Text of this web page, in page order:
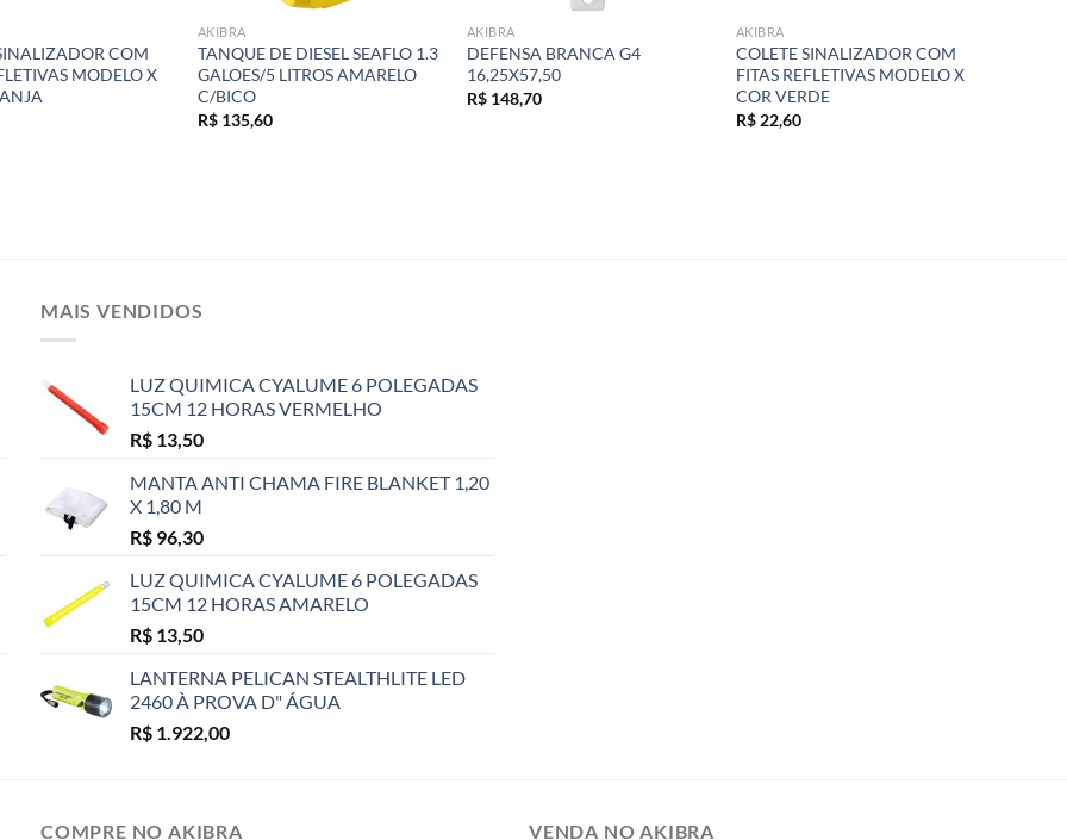
COM
MODELO X
AKIBRA
TANQUE DE DIESEL SEAFLO 1.3
GALOES/5 LITROS AMARELO
C/BICO
R$135,60
AKIBRA
DEFENSA BRANCA G4
16,25X57,50
R$148,70
AKIBRA
COLETE SINALIZADOR COM
FITAS REFLETIVAS MODELO X
COR VERDE
R$22,60
MAIS VENDIDOS
LUZ QUIMICA CYALUME 6 POLEGADAS
15CM 12 HORAS VERMELHO
R$ 13,50
MANTA ANTI CHAMA FIRE BLANKET 1,20
X 1,80 M
R$ 96,30
LUZ QUIMICA CYALUME 6 POLEGADAS
15CM 12 HORAS AMARELO
R$ 13,50
LANTERNA PELICAN STEALTHLITE LED
2460 À PROVA D" ÁGUA
R$ 1.922,00
COMPRE NO AKIBRA VENDA NO AKIBRA